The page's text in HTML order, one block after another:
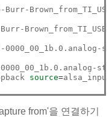
source=
from'을 연결하기